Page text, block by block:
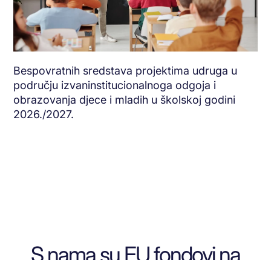
Bespovratnih sredstava projektima udruga u
području izvaninstitucionalnoga odgoja i
obrazovanja djece i mladih u školskoj godini
2026./2027.